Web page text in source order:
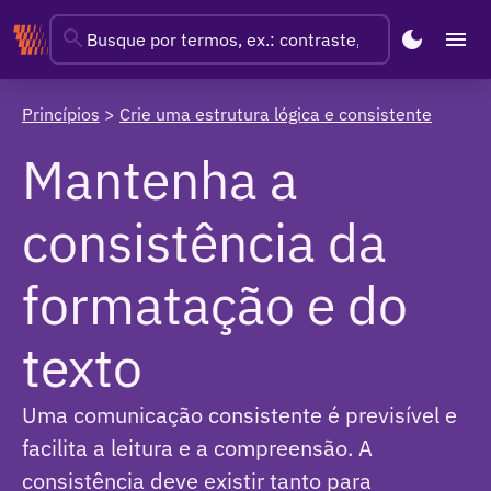
search
Use a voz ativa
Use a ordem direta das frases
Seja breve
Use alto contraste entre texto e fundo
Separe o texto em seções
Escreva frases afirmativas
Imprima usando formatos e materiais convencionais
dark_mode menu
Princípios > Crie uma estrutura lógica e consistente
Mantenha a
consistência da
formatação e do
texto
Uma comunicação consistente é previsível e
facilita a leitura e a compreensão. A
consistência deve existir tanto para